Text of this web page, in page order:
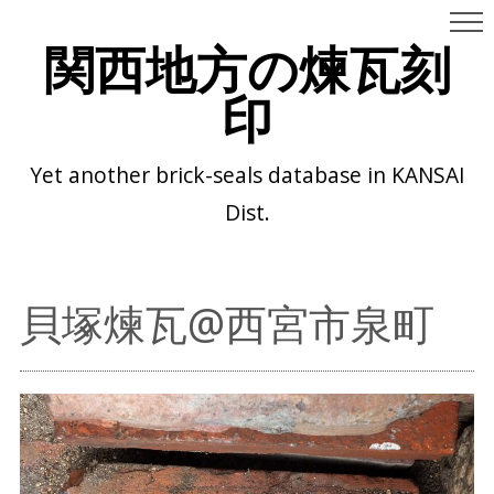
関西地方の煉瓦刻
印
Yet another brick-seals database in KANSAI
Dist.
貝塚煉瓦@西宮市泉町